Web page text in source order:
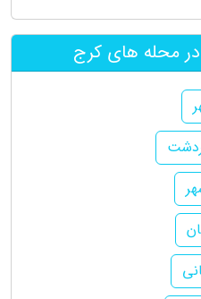
محله های کرج